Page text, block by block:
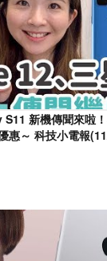
新機傳聞來啦
惠～ 科技小電報